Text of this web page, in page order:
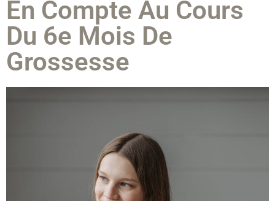
En Compte Au Cours
Du 6e Mois De
Grossesse